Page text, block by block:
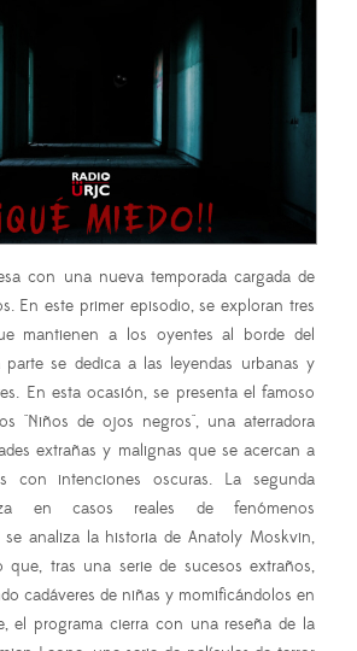
con una nueva temporada cargada de
En este primer episodio, se exploran tres
mantienen a los oyentes al borde del
parte se dedica a las leyendas urbanas y
En esta ocasión, se presenta el famoso
"Niños de ojos negros", una aterradora
extrañas y malignas que se acercan a
con intenciones oscuras. La segunda
en casos reales de fenómenos
se analiza la historia deAnatoly Moskvin,
que, tras una serie de sucesos extraños,
cadáveres de niñas y momificándolos en
el programa cierra con una reseña de la